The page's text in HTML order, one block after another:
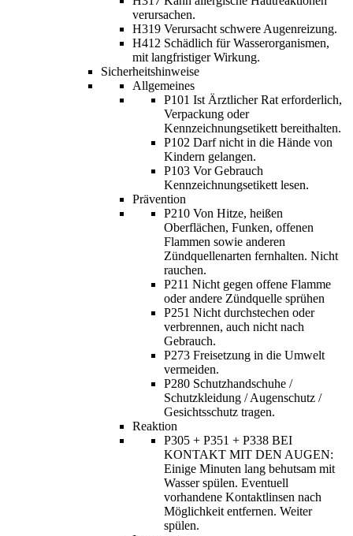
verursachen.
H319 Verursacht schwere Augenreizung.
H412 Schädlich für Wasserorganismen,
mit langfristiger Wirkung.
Sicherheitshinweise
Allgemeines
P101 Ist Ärztlicher Rat erforderlich,
Verpackung oder
Kennzeichnungsetikett bereithalten.
P102 Darf nicht in die Hände von
Kindern gelangen.
P103 Vor Gebrauch
Kennzeichnungsetikett lesen.
Prävention
P210 Von Hitze, heißen
Oberflächen, Funken, offenen
Flammen sowie anderen
Zündquellenarten fernhalten. Nicht
rauchen.
P211 Nicht gegen offene Flamme
oder andere Zündquelle sprühen
P251 Nicht durchstechen oder
verbrennen, auch nicht nach
Gebrauch.
P273 Freisetzung in die Umwelt
vermeiden.
P280 Schutzhandschuhe /
Schutzkleidung / Augenschutz /
Gesichtsschutz tragen.
Reaktion
P305 + P351 + P338 BEI
KONTAKT MIT DEN AUGEN:
Einige Minuten lang behutsam mit
Wasser spülen. Eventuell
vorhandene Kontaktlinsen nach
Möglichkeit entfernen. Weiter
spülen.